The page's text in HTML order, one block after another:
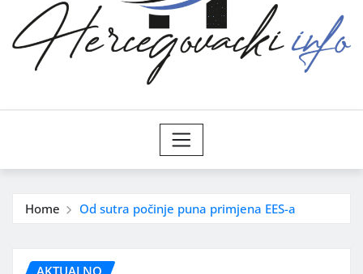
Home Od sutra počinje puna primjena EES-a
AKTUALNO